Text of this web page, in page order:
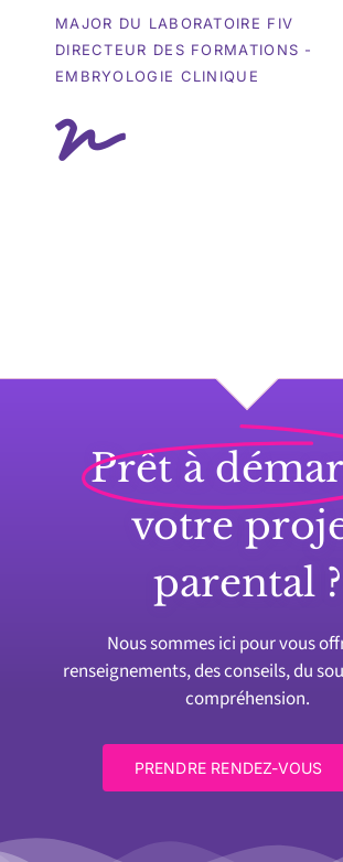
MAJOR DU LABORATOIRE FIV
DIRECTEUR DES FORMATIONS -
EMBRYOLOGIE CLINIQUE
Prêt à
votre
parental ?
Nous sommes ici pour vous
renseignements, des conseils, du
compréhension.
PRENDRE RENDEZ-VOUS